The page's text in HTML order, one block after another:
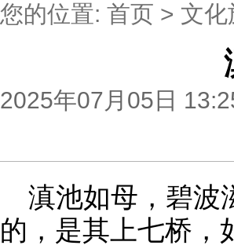
您的位置: 首页 > 文化
2025年07月05日
滇池如母，碧波
的，是其上七桥，